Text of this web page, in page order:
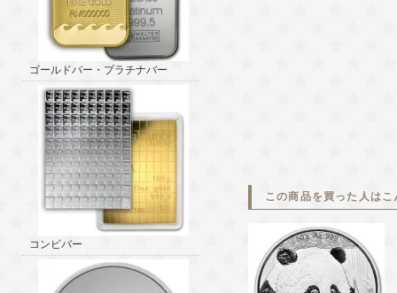
ゴールドバー・プラチナバー
コンビバー
この商品を買った人は